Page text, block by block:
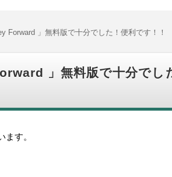
Forward 」無料版で十分でした！便利です！！
」無料版で十分でし
す。